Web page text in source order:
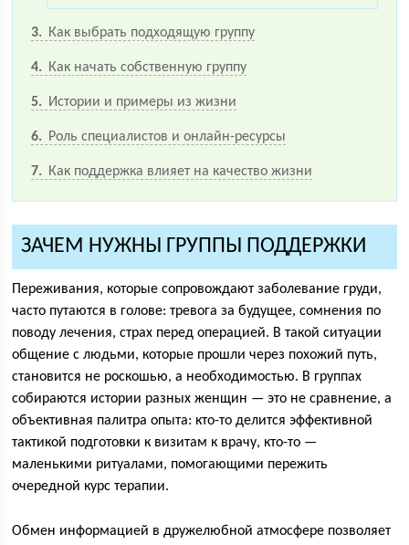
3 Как выбрать подходящую группу
4 Как начать собственную группу
5 Истории и примеры из жизни
6 Роль специалистов и онлайн-ресурсы
7 Как поддержка влияет на качество жизни
ЗАЧЕМ НУЖНЫ ГРУППЫ ПОДДЕРЖКИ
Переживания, которые сопровождают заболевание груди,
часто путаются в голове: тревога за будущее, сомнения по
поводу лечения, страх перед операцией. В такой ситуации
общение с людьми, которые прошли через похожий путь,
становится не роскошью, а необходимостью. В группах
собираются истории разных женщин — это не сравнение, а
объективная палитра опыта: кто-то делится эффективной
тактикой подготовки к визитам к врачу, кто-то —
маленькими ритуалами, помогающими пережить
очередной курс терапии.
Обмен информацией в дружелюбной атмосфере позволяет